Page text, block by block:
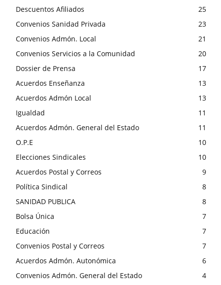
Descuentos Afiliados
25
Convenios Sanidad Privada
23
Convenios Admón. Local
21
Convenios Servicios a la Comunidad
20
Dossier de Prensa
17
Acuerdos Enseñanza
13
Acuerdos Admón Local
13
Igualdad
11
Acuerdos Admón. General del Estado
11
O.P.E
10
Elecciones Sindicales
10
Acuerdos Postal y Correos
9
Política Sindical
8
SANIDAD PUBLICA
8
Bolsa Única
7
Educación
7
Convenios Postal y Correos
7
Acuerdos Admón. Autonómica
6
Convenios Admón. General del Estado
4